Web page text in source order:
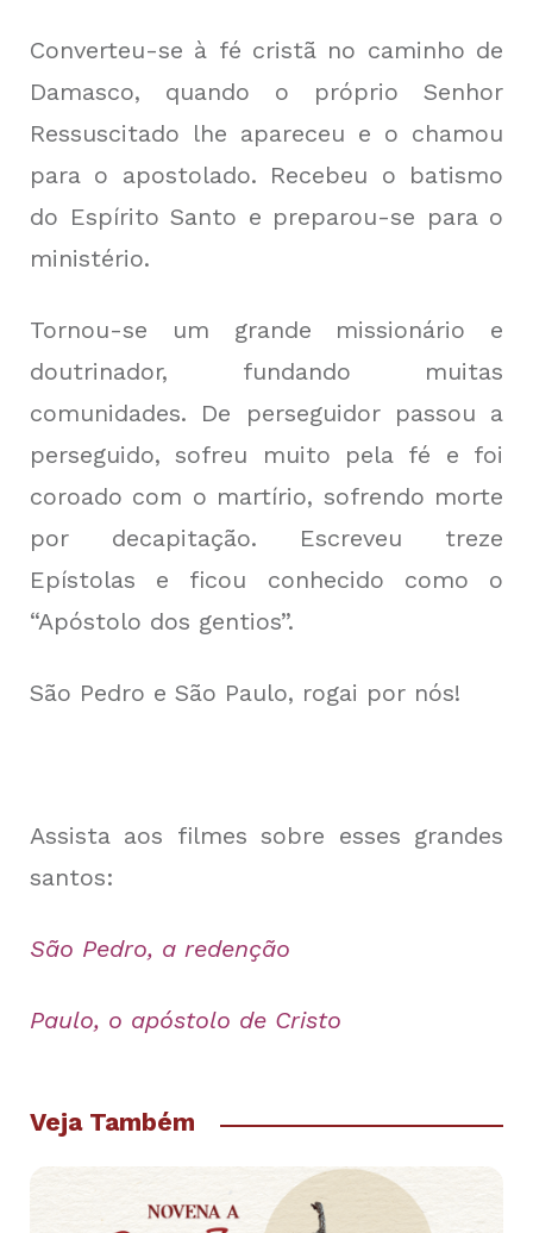
Converteu-se à fé cristã no caminho de
Damasco, quando o próprio Senhor
Ressuscitado lhe apareceu e o chamou
para o apostolado. Recebeu o batismo
do Espírito Santo e preparou-se para o
ministério.
Tornou-se um grande missionário e
doutrinador, fundando muitas
comunidades. De perseguidor passou a
perseguido, sofreu muito pela fé e foi
coroado com o martírio, sofrendo morte
por decapitação. Escreveu treze
Epístolas e ficou conhecido como o
“Apóstolo dos gentios”.
São Pedro e São Paulo, rogai por nós!
Assista aos filmes sobre esses grandes
santos:
São Pedro, a redenção
Paulo, o apóstolo de Cristo
Veja Também